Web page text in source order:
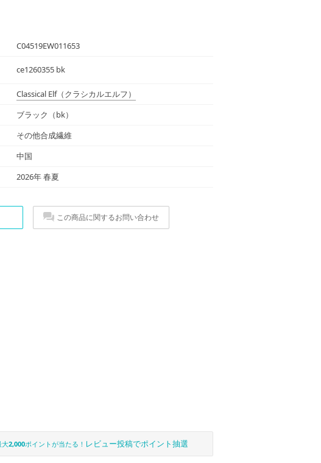
C04519EW011653
ce1260355 bk
Classical Elf（クラシカルエルフ）
ブラック（bk）
その他合成繊維
中国
2026年 春夏
この商品に関するお問い合わせ
大2,000ポイントが当たる！ レビュー投稿でポイント抽選